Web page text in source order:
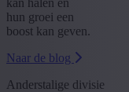
hun groei een
boost kan geven.
Naar de blog
Anderstalige divisie